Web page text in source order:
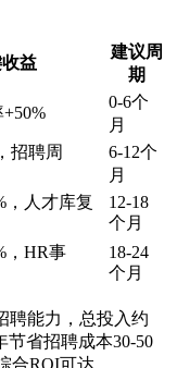
益
建议周
期
0-6个
月
招聘周
6-12个
月
，人才库复
12-18
个月
，HR事
18-24
个月
聘能力，总投入约
节省招聘成本30-50